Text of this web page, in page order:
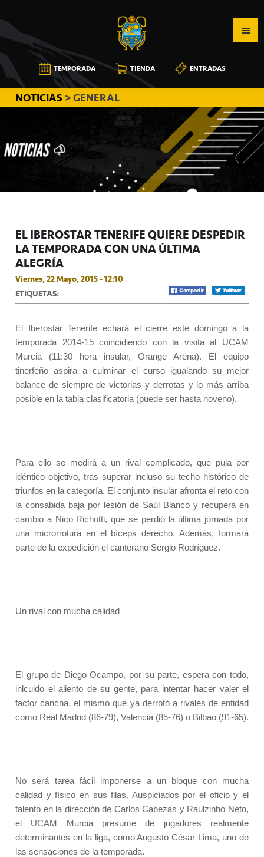
a
la
navegación
principal
al
contenido
principal
a
la
barra
lateral
principal
CB
CANARIAS
TEMPORADA TIENDA ENTRADAS
NOTICIAS > GENERAL
EL IBEROSTAR TENERIFE QUIERE DESPEDIR
LA TEMPORADA CON UNA ÚLTIMA
ALEGRÍA
Viernes, 22 Mayo, 2015 - 12:10
ETIQUETAS:
El Iberostar Tenerife echará el cierre este domingo a la
temporada 2014-15 coincidiendo con la visita al UCAM
Murcia (11:30 hora insular, Orange Arena). El equipo
tinerfeño aspira a culminar el curso igualando su mejor
balance de siempre de victorias y derrotas y lo más arriba
posible en la tabla clasificatoria (puede ser hasta noveno).
Para ello se medirá a un rival complicado, que puja por
idéntico objetivo, tras superar incluso su techo histórico de
triunfos en la categoría. El conjunto insular afronta el reto con
la consabida baja por lesión de Saúl Blanco y recupera en
cambio a Nico Richotti, que se perdió la última jornada por
una microrrotura en el bíceps derecho. Además, formará
parte de la expedición el canterano Sergio Rodríguez.
Un rival con mucha calidad
El grupo de Diego Ocampo, por su parte, espera con todo,
inlcuido el aliento de su gente, para intentar hacer valer el
factor cancha, el mismo que ya derrotó a rivales de entidad
como Real Madrid (86-79), Valencia (85-76) o Bilbao (91-65).
No será tarea fácil imponerse a un bloque con mucha
calidad y físico en sus filas. Auspiciados por el oficio y el
talento en la dirección de Carlos Cabezas y Raulzinho Neto,
el UCAM Murcia presume de jugadores realmente
determinantes en la liga, como Augusto César Lima, uno de
las sensaciones de la temporada.